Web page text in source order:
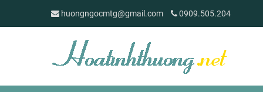
huongngocmtg@gmail.com 0909.505.204